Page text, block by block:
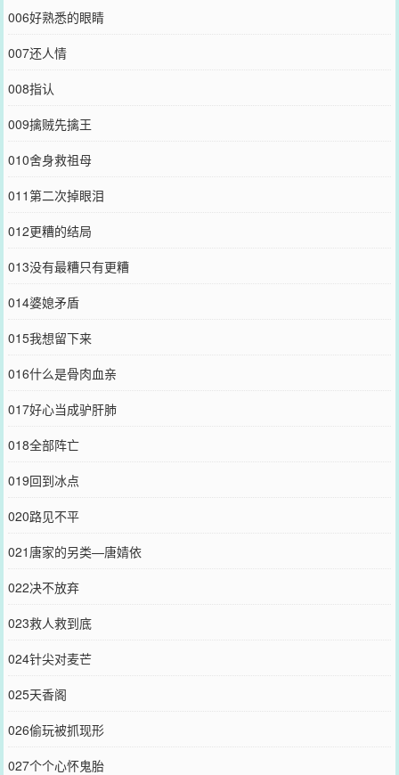
006好熟悉的眼睛
007还人情
008指认
009擒贼先擒王
010舍身救祖母
011第二次掉眼泪
012更糟的结局
013没有最糟只有更糟
014婆媳矛盾
015我想留下来
016什么是骨肉血亲
017好心当成驴肝肺
018全部阵亡
019回到冰点
020路见不平
021唐家的另类—唐婧依
022决不放弃
023救人救到底
024针尖对麦芒
025天香阁
026偷玩被抓现形
027个个心怀鬼胎